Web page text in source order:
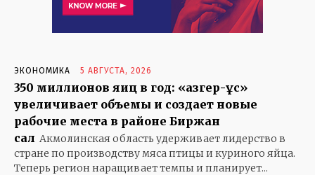
ЭКСКЛЮЗИВ
ГОРОДСКОЙ РОМАНС
ГРАНИТ НАУКИ…
ДЕРЕВЕНЬКА МОЯ
ДЕТИ
ЗАГЛЯНИТЕ В СТАРЫЙ АЛЬБОМ
ЗОЛОТАЯ ШКАТУЛКА
ЭКОНОМИКА 5 АВГУСТА, 2026
350 миллионов яиц в год: «Қазгер-Құс»
увеличивает объемы и создает новые
рабочие места в районе Биржан
сал Акмолинская область удерживает лидерство в
стране по производству мяса птицы и куриного яйца.
Теперь регион наращивает темпы и планирует...